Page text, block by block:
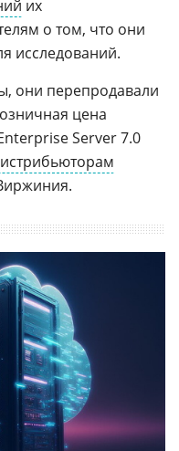
их
о том, что они
исследований.
они перепродавали
цена
Server 7.0